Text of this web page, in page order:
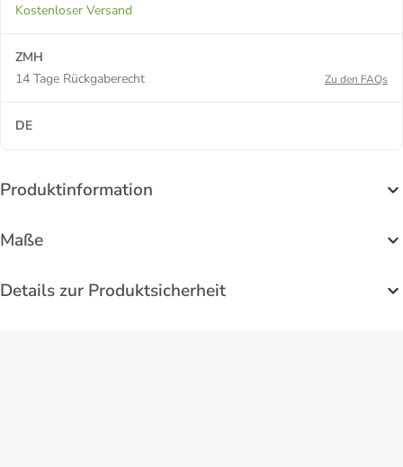
Kostenloser Versand
ZMH
14 Tage Rückgaberecht
Zu den FAQs
DE
Produktinformation
Maße
Details zur Produktsicherheit